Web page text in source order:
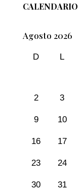
CALENDARIO
Agosto 2026
D L
2 3
9 10
16 17
23 24
30
31